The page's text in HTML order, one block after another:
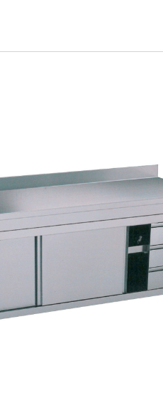
foto